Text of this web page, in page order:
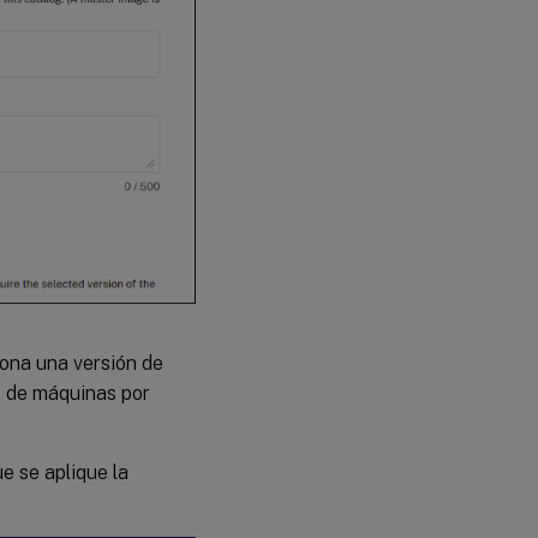
una versión de
máquinas por
se aplique la